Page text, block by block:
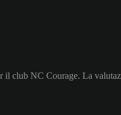
club NC Courage. La